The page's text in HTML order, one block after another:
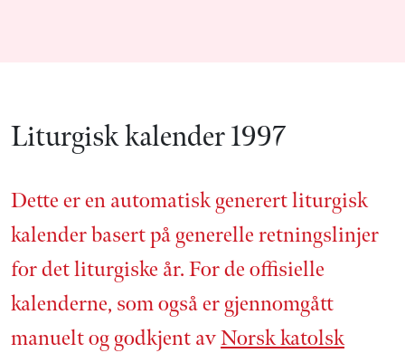
Liturgisk kalender 1997
Dette er en automatisk generert liturgisk
kalender basert på generelle retnings­linjer
for det liturgiske år. For de offisielle
kalenderne, som også er gjennom­gått
manuelt og godkjent avNorsk katolsk